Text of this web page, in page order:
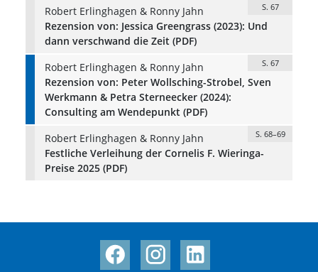
Robert Erlinghagen & Ronny Jahn
S. 67
Rezension von: Jessica Greengrass (2023): Und
dann verschwand die Zeit (PDF)
Robert Erlinghagen & Ronny Jahn
S. 67
Rezension von: Peter Wollsching-Strobel, Sven
Werkmann & Petra Sterneecker (2024):
Consulting am Wendepunkt (PDF)
Robert Erlinghagen & Ronny Jahn
S. 68–69
Festliche Verleihung der Cornelis F. Wieringa-
Preise 2025 (PDF)